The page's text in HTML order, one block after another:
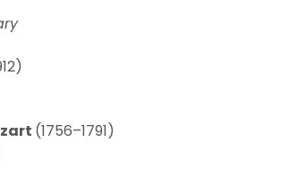
(1756–1791)